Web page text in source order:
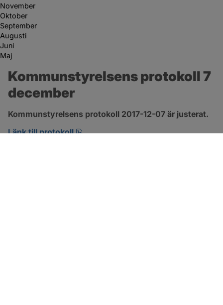
November
Oktober
September
Augusti
Juni
Maj
Kommunstyrelsens protokoll 7
december
Kommunstyrelsens protokoll 2017-12-07 är justerat.
Länk till protokoll
pdf, 123.1 kB, öppnas i nytt fönster.